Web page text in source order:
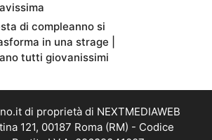
di compleanno si
in una strage |
tutti giovanissimi
di proprietà di NEXTMEDIAWEB
121, 00187 Roma (RM) - Codice